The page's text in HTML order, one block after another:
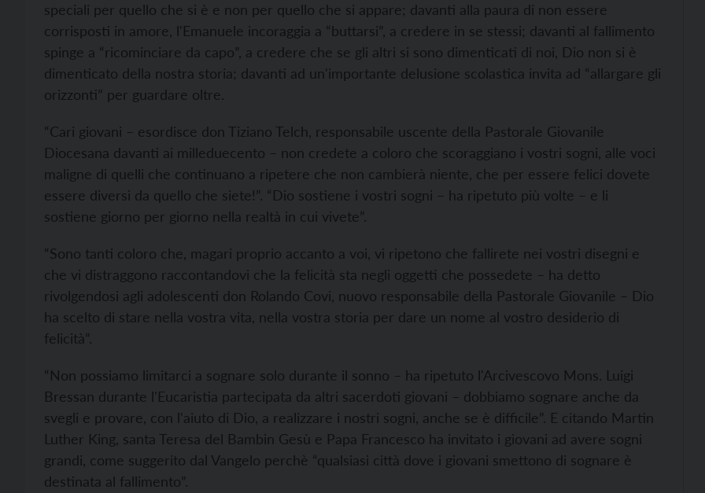
speciali per quello che si è e non per quello che si appare; davanti alla paura di non essere
corrisposti in amore, l'Emanuele incoraggia a “buttarsi”, a credere in se stessi; davanti al fallimento
spinge a “ricominciare da capo”, a credere che se gli altri si sono dimenticati di noi, Dio non si è
dimenticato della nostra storia; davanti ad un'importante delusione scolastica invita ad “allargare gli
orizzonti” per guardare oltre.
“Cari giovani – esordisce don Tiziano Telch, responsabile uscente della Pastorale Giovanile
Diocesana davanti ai milleduecento – non credete a coloro che scoraggiano i vostri sogni, alle voci
maligne di quelli che continuano a ripetere che non cambierà niente, che per essere felici dovete
essere diversi da quello che siete!”. “Dio sostiene i vostri sogni – ha ripetuto più volte – e li
sostiene giorno per giorno nella realtà in cui vivete”.
“Sono tanti coloro che, magari proprio accanto a voi, vi ripetono che fallirete nei vostri disegni e
che vi distraggono raccontandovi che la felicità sta negli oggetti che possedete – ha detto
rivolgendosi agli adolescenti don Rolando Covi, nuovo responsabile della Pastorale Giovanile – Dio
ha scelto di stare nella vostra vita, nella vostra storia per dare un nome al vostro desiderio di
felicità”.
“Non possiamo limitarci a sognare solo durante il sonno – ha ripetuto l'Arcivescovo Mons. Luigi
Bressan durante l'Eucaristia partecipata da altri sacerdoti giovani – dobbiamo sognare anche da
svegli e provare, con l'aiuto di Dio, a realizzare i nostri sogni, anche se è difficile”. E citando Martin
Luther King, santa Teresa del Bambin Gesù e Papa Francesco ha invitato i giovani ad avere sogni
grandi, come suggerito dal Vangelo perchè “qualsiasi città dove i giovani smettono di sognare è
destinata al fallimento”.